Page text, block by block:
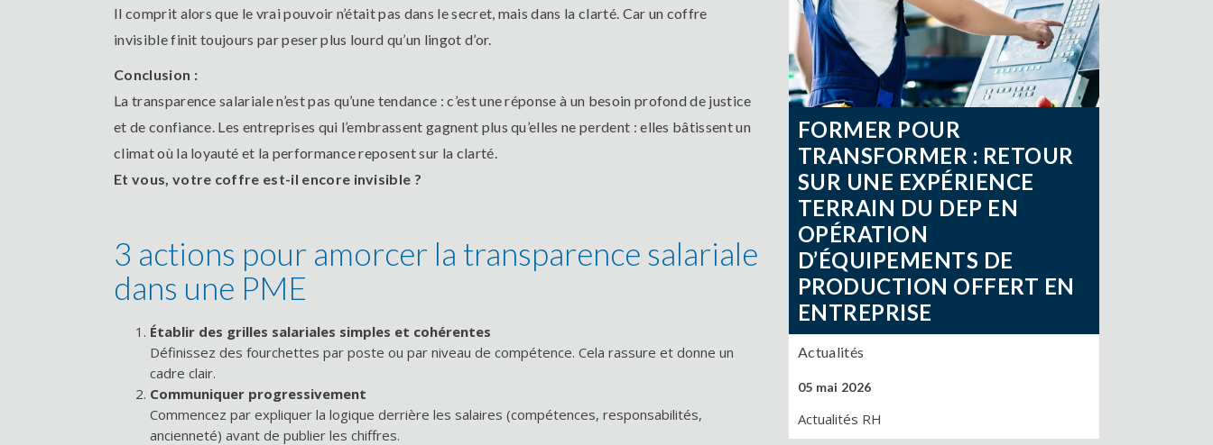
Il comprit alors que le vrai pouvoir n’était pas dans le secret, mais dans la clarté. Car un coffre
invisible finit toujours par peser plus lourd qu’un lingot d’or.
Conclusion :
La transparence salariale n’est pas qu’une tendance : c’est une réponse à un besoin profond de justice
et de confiance. Les entreprises qui l’embrassent gagnent plus qu’elles ne perdent : elles bâtissent un
climat où la loyauté et la performance reposent sur la clarté.
Et vous, votre coffre est-il encore invisible ?
3 actions pour amorcer la transparence salariale
dans une PME
Établir des grilles salariales simples et cohérentes
Définissez des fourchettes par poste ou par niveau de compétence. Cela rassure et donne un
cadre clair.
Communiquer progressivement
Commencez par expliquer la logique derrière les salaires (compétences, responsabilités,
ancienneté) avant de publier les chiffres.
FORMER POUR
TRANSFORMER : RETOUR
SUR UNE EXPÉRIENCE
TERRAIN DU DEP EN
OPÉRATION
D’ÉQUIPEMENTS DE
PRODUCTION OFFERT EN
ENTREPRISE
Actualités
05 mai 2026
Actualités RH